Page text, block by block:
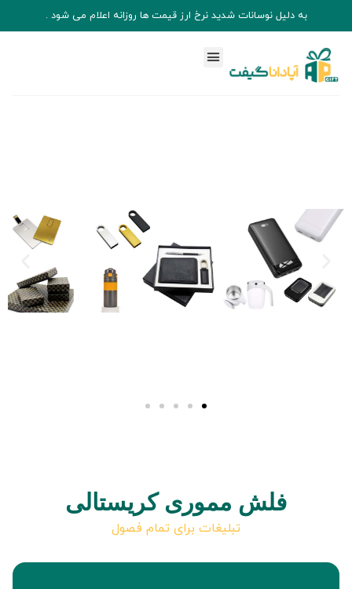
به دلیل نوسانات شدید نرخ ارز قیمت ها روزانه اعلام می شود .
فلش مموری کریستالی
تبلیغات برای تمام فصول